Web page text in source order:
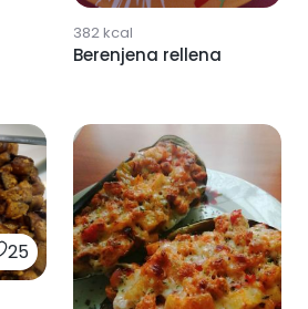
382kcal
Berenjena rellena
25